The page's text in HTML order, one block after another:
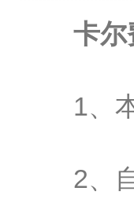
卡尔
1、本
2、自